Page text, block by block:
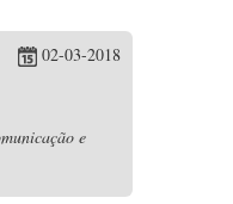
02-03-2018
e